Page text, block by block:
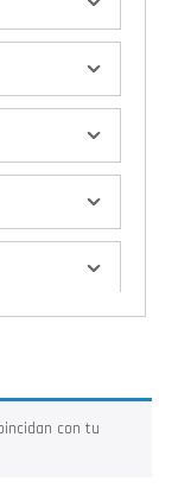
con tu